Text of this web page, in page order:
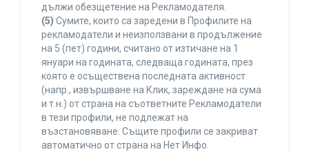
дължи обезщетение на Рекламодателя.
(5) Сумите, които са заредени в Профилите на
рекламодатели и неизползвани в продължение
на 5 (пет) години, считано от изтичане на 1
януари на годината, следваща годината, през
която е осъществена последната активност
(напр., извършване на Клик, зареждане на сума
и т.н.) от страна на съответните Рекламодатели
в тези профили, не подлежат на
възстановяване. Същите профили се закриват
автоматично от страна на Нет Инфо.